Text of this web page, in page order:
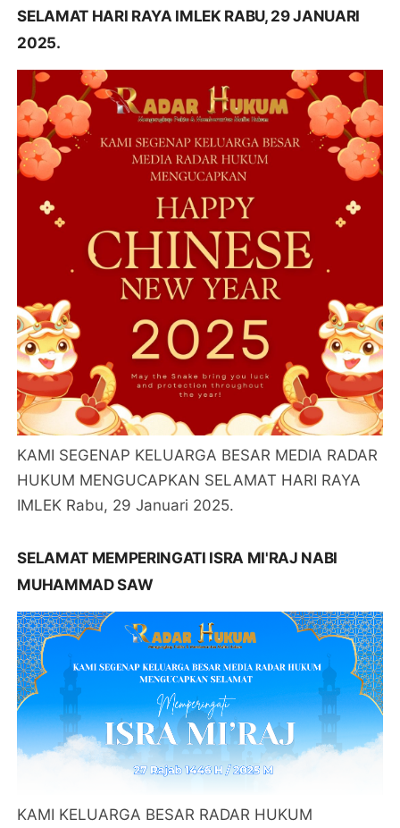
SELAMAT HARI RAYA IMLEK RABU, 29 JANUARI
2025.
KAMI SEGENAP KELUARGA BESAR MEDIA RADAR
HUKUM MENGUCAPKAN SELAMAT HARI RAYA
IMLEK Rabu, 29 Januari 2025.
SELAMAT MEMPERINGATI ISRA MI'RAJ NABI
MUHAMMAD SAW
KAMI KELUARGA BESAR RADAR HUKUM